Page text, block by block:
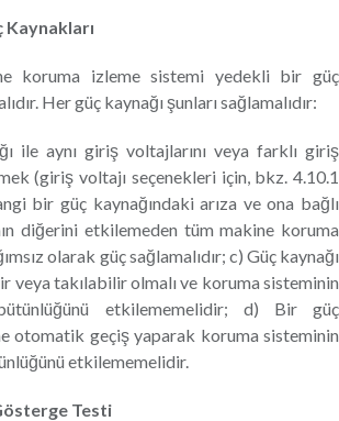
Kaynakları
koruma izleme sistemi yedekli bir güç
Her güç kaynağı şunları sağlamalıdır:
ile aynı giriş voltajlarını veya farklı giriş
(giriş voltajı seçenekleri için, bkz. 4.10.1
bir güç kaynağındaki arıza ve ona bağlı
diğerini etkilemeden tüm makine koruma
olarak güç sağlamalıdır; c) Güç kaynağı
veya takılabilir olmalı ve koruma sisteminin
bütünlüğünü etkilememelidir; d) Bir güç
otomatik geçiş yaparak koruma sisteminin
etkilememelidir.
Testi